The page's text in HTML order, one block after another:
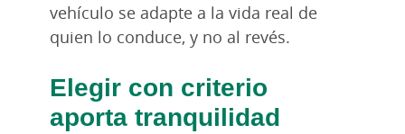
vehículo se adapte a la vida real de
quien lo conduce, y no al revés.
Elegir con criterio
aporta tranquilidad